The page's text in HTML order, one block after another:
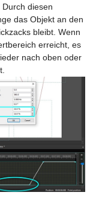
Durch diesen
das Objekt an den
bleibt. Wenn
erreicht, es
nach oben oder